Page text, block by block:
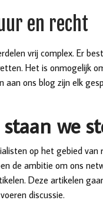
en recht
vrij complex. Er
Het is onmogelijk
ons blog zijn elk
we
op het gebied
de ambitie om ons
Deze artikelen
discussie.